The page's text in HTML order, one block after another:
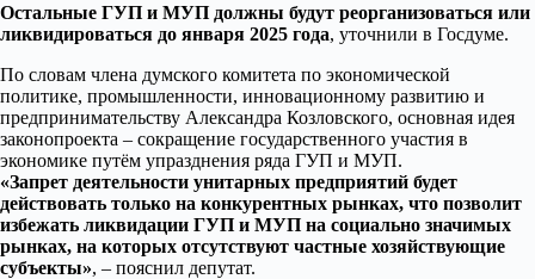
Остальные ГУП и МУП должны будут реорганизоваться или
ликвидироваться до января 2025 года, уточнили в Госдуме.
По словам члена думского комитета по экономической
политике, промышленности, инновационному развитию и
предпринимательству Александра Козловского, основная идея
законопроекта – сокращение государственного участия в
экономике путём упразднения ряда ГУП и МУП.
«Запрет деятельности унитарных предприятий будет
действовать только на конкурентных рынках, что позволит
избежать ликвидации ГУП и МУП на социально значимых
рынках, на которых отсутствуют частные хозяйствующие
субъекты», – пояснил депутат.